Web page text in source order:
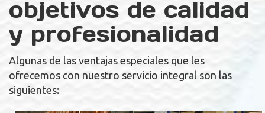
objetivos de calidad
y profesionalidad
Algunas de las ventajas especiales que les
ofrecemos con nuestro servicio integral son las
siguientes: